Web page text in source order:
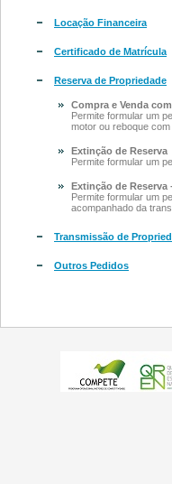
Locação Financeira
Certificado de Matrícula
Reserva de Propriedade
Compra e Venda
Permite formular um
motor ou reboque
Extinção de Reserva
Permite formular um
Extinção de Reserva
Permite formular um
acompanhado da
Transmissão de
Outros Pedidos